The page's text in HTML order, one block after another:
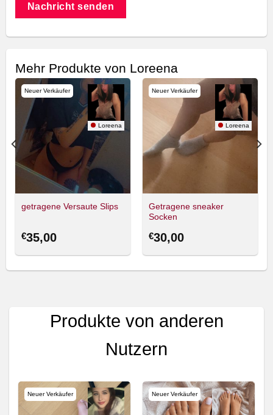
Nachricht senden
Mehr Produkte von Loreena
Neuer Verkäufer
Loreena
getragene Versaute Slips
€35,00
Neuer Verkäufer
Loreena
Getragene sneaker
Socken
€30,00
Produkte von anderen
Nutzern
Neuer Verkäufer Neuer Verkäufer